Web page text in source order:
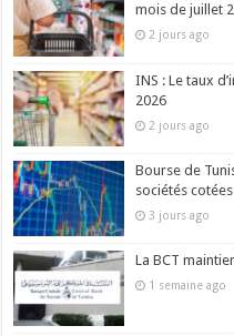
mois de juillet
2 jours ago
INS : Le taux
2026
2 jours ago
Bourse de
sociétés
3 jours ago
La BCT
1 semaine ago